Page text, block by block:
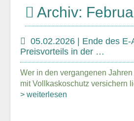
Archiv:
05.02.2026 | Ende des E-
Preisvorteils in der …
Wer in den vergangenen
mit Vollkaskoschutz versichern
> weiterlesen